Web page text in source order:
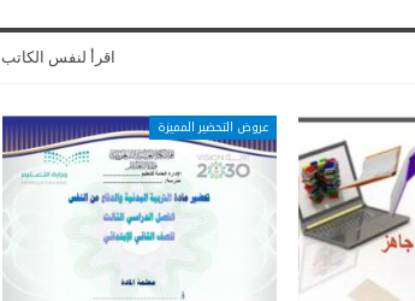
اقرأ لنفس الكاتب
عروض التحضير المميزة